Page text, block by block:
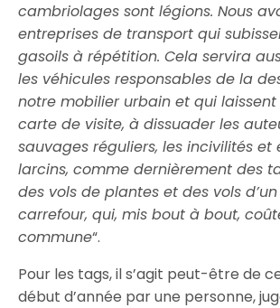
cambriolages sont légions. Nous
entreprises de transport qui
gasoils à répétition. Cela servira
les véhicules responsables de la
notre mobilier urbain et qui
carte de visite, à dissuader les
sauvages réguliers, les incivilités et
larcins, comme dernièrement des
des vols de plantes et des vols
carrefour, qui, mis bout à bout,
commune“.
Pour les tags, il s’agit peut-être de
début d’année par une personne,